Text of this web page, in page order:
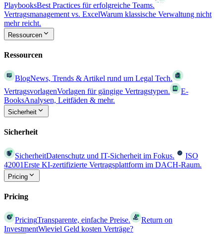
PlaybooksBest Practices für erfolgreiche Teams.
Vertragsmanagement vs. ExcelWarum klassische Verwaltung nicht
mehr reicht.
Ressourcen
Ressourcen
BlogNews, Trends & Artikel rund um Legal Tech.
VertragsvorlagenVorlagen für gängige Vertragstypen.
E-
BooksAnalysen, Leitfäden & mehr.
Sicherheit
Sicherheit
SicherheitDatenschutz und IT-Sicherheit im Fokus.
ISO
42001Erste KI-zertifizierte Vertragsplattform im DACH-Raum.
Pricing
Pricing
PricingTransparente, einfache Preise.
Return on
InvestmentWieviel Geld kosten Verträge?